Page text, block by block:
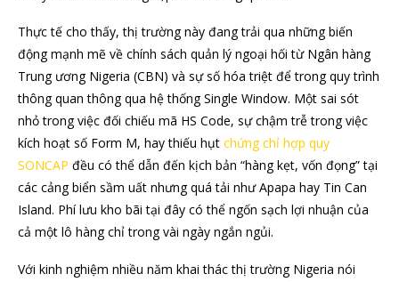
Thực tế cho thấy, thị trường này đang trải qua những biến
động mạnh mẽ về chính sách quản lý ngoại hối từ Ngân hàng
Trung ương Nigeria (CBN) và sự số hóa triệt để trong quy trình
thông quan thông qua hệ thống Single Window. Một sai sót
nhỏ trong việc đối chiếu mã HS Code, sự chậm trễ trong việc
kích hoạt số Form M, hay thiếu hụt chứng chỉ hợp quy
SONCAP đều có thể dẫn đến kịch bản “hàng kẹt, vốn đọng” tại
các cảng biển sầm uất nhưng quá tải như Apapa hay Tin Can
Island. Phí lưu kho bãi tại đây có thể ngốn sạch lợi nhuận của
cả một lô hàng chỉ trong vài ngày ngắn ngủi.
Với kinh nghiệm nhiều năm khai thác thị trường Nigeria nói